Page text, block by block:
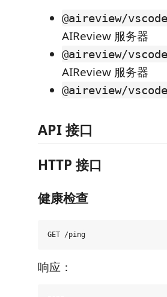
@aireview/
AIReview 服务器
@aireview/
AIReview 服务器
@aireview/
API 接口
HTTP 接口
健康检查
响应：